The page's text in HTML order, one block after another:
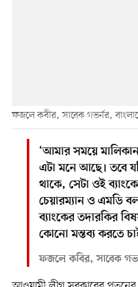
ফজলে কবীর, সাবেক গভর্নর,
‘আমার সময়ে
এটা মনে আছে। তবে
থাকে, সেটা ওই
চেয়ারম্যান ও এমডি
ব্যাংকের তদারকির
কোনো মন্তব্য করতে
ফজলে কবির, সাবেক